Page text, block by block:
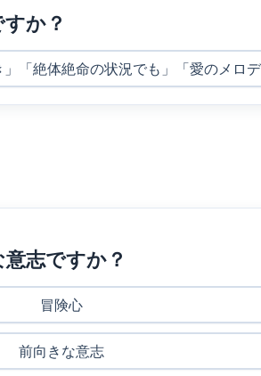
か？
」「絶体絶命の状況でも」「愛のメロ
志ですか？
冒険心
前向きな意志